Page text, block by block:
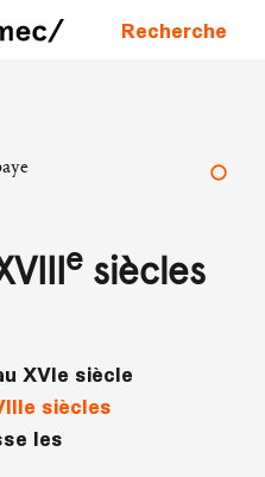
Recherche
e siècles
XVIe siècle
siècles
les